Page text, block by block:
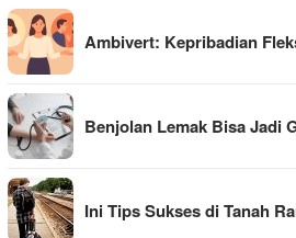
Ambivert: Kepribadian
Benjolan Lemak Bisa Jadi
Ini Tips Sukses di Tanah